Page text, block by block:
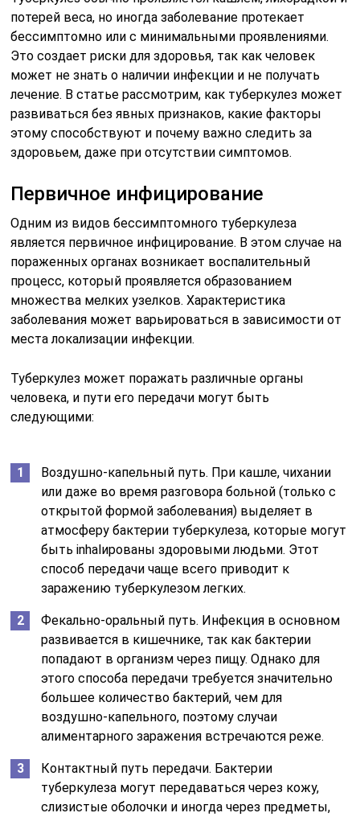
потерей веса, но иногда заболевание протекает
бессимптомно или с минимальными проявлениями.
Это создает риски для здоровья, так как человек
может не знать о наличии инфекции и не получать
лечение. В статье рассмотрим, как туберкулез может
развиваться без явных признаков, какие факторы
этому способствуют и почему важно следить за
здоровьем, даже при отсутствии симптомов.
Первичное инфицирование
Одним из видов бессимптомного туберкулеза
является первичное инфицирование. В этом случае на
пораженных органах возникает воспалительный
процесс, который проявляется образованием
множества мелких узелков. Характеристика
заболевания может варьироваться в зависимости от
места локализации инфекции.
Туберкулез может поражать различные органы
человека, и пути его передачи могут быть
следующими:
Воздушно-капельный путь. При кашле, чихании
или даже во время разговора больной (только с
открытой формой заболевания) выделяет в
атмосферу бактерии туберкулеза, которые могут
быть inhalированы здоровыми людьми. Этот
способ передачи чаще всего приводит к
заражению туберкулезом легких.
Фекально-оральный путь. Инфекция в основном
развивается в кишечнике, так как бактерии
попадают в организм через пищу. Однако для
этого способа передачи требуется значительно
большее количество бактерий, чем для
воздушно-капельного, поэтому случаи
алиментарного заражения встречаются реже.
Контактный путь передачи. Бактерии
туберкулеза могут передаваться через кожу,
слизистые оболочки и иногда через предметы,